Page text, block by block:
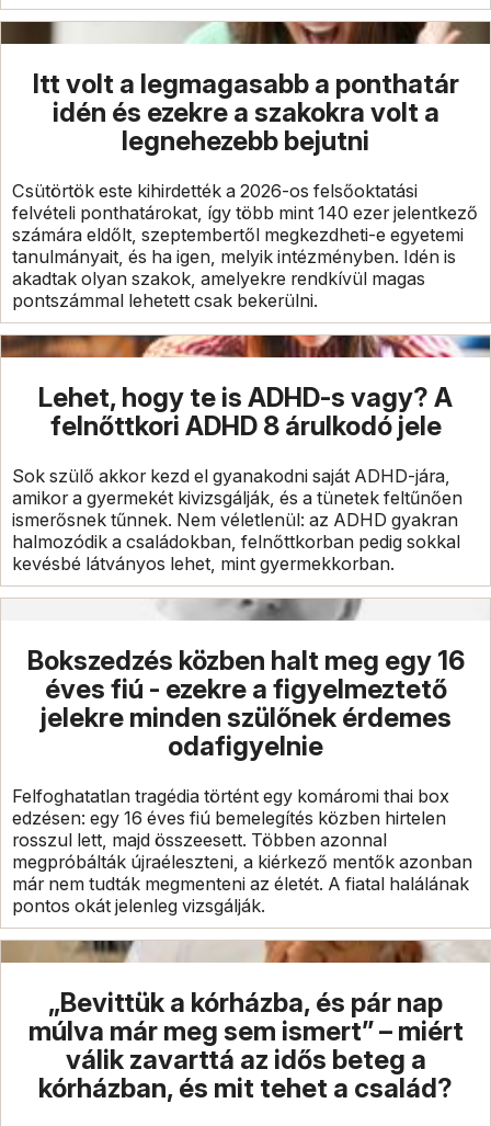
Itt volt a legmagasabb a ponthatár
idén és ezekre a szakokra volt a
legnehezebb bejutni
Csütörtök este kihirdették a 2026-os felsőoktatási
felvételi ponthatárokat, így több mint 140 ezer jelentkező
számára eldőlt, szeptembertől megkezdheti-e egyetemi
tanulmányait, és ha igen, melyik intézményben. Idén is
akadtak olyan szakok, amelyekre rendkívül magas
pontszámmal lehetett csak bekerülni.
Lehet, hogy te is ADHD-s vagy? A
felnőttkori ADHD 8 árulkodó jele
Sok szülő akkor kezd el gyanakodni saját ADHD-jára,
amikor a gyermekét kivizsgálják, és a tünetek feltűnően
ismerősnek tűnnek. Nem véletlenül: az ADHD gyakran
halmozódik a családokban, felnőttkorban pedig sokkal
kevésbé látványos lehet, mint gyermekkorban.
Bokszedzés közben halt meg egy 16
éves fiú - ezekre a figyelmeztető
jelekre minden szülőnek érdemes
odafigyelnie
Felfoghatatlan tragédia történt egy komáromi thai box
edzésen: egy 16 éves fiú bemelegítés közben hirtelen
rosszul lett, majd összeesett. Többen azonnal
megpróbálták újraéleszteni, a kiérkező mentők azonban
már nem tudták megmenteni az életét. A fiatal halálának
pontos okát jelenleg vizsgálják.
„Bevittük a kórházba, és pár nap
múlva már meg sem ismert” – miért
válik zavarttá az idős beteg a
kórházban, és mit tehet a család?